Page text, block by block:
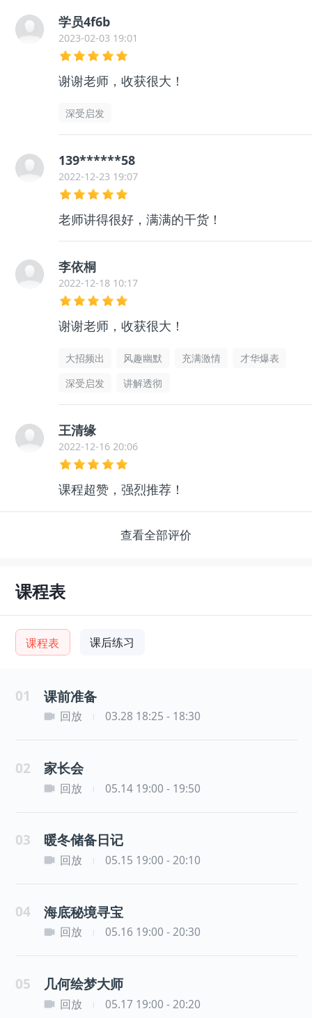
学员4f6b
2023-02-03 19:01
谢谢老师，收获很大！
深受启发
139******58
2022-12-23 19:07
老师讲得很好，满满的干货！
李依桐
2022-12-18 10:17
谢谢老师，收获很大！
大招频出 风趣幽默 充满激情
才华爆表
深受启发
讲解透彻
王清缘
2022-12-16 20:06
课程超赞，强烈推荐！
查看全部评价
课程表
课程表 课后练习
01 课前准备
回放 03.28 18:25 - 18:30
02 家长会
回放 05.14 19:00 - 19:50
03 暖冬储备日记
回放 05.15 19:00 - 20:10
04 海底秘境寻宝
回放 05.16 19:00 - 20:30
05 几何绘梦大师
回放 05.17 19:00 - 20:20